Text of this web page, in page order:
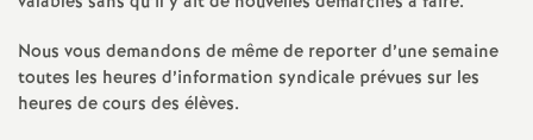
e
Nous vous demandons de même de reporter d’une semaine
toutes les heures d’information syndicale prévues sur les
heures de cours des élèves.